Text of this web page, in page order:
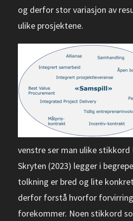
og derfor stor variasjon av
ulike prosjektene.
venstre ser man ulike stikkord
Skryten (2023) legger i
tolkning er bred og lite
derfor forstå hvorfor
forekommer. Noen stikkord